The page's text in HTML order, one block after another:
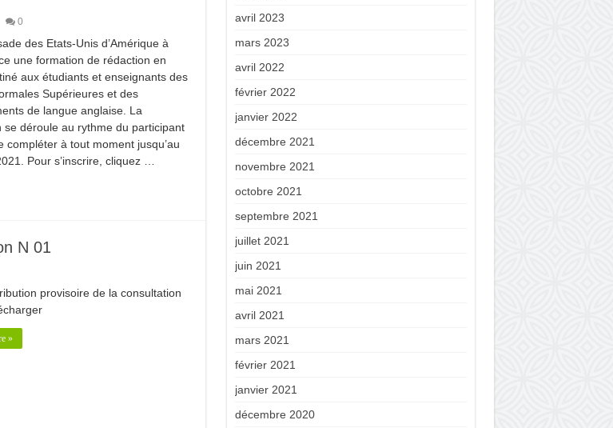
0
des Etats-Unis d’Amérique à
une formation de rédaction en
aux étudiants et enseignants des
Supérieures et des
de langue anglaise. La
se déroule au rythme du participant
compléter à tout moment jusqu’au
Pour s’inscrire, cliquez …
N 01
provisoire de la consultation
»
avril 2023
mars 2023
avril 2022
février 2022
janvier 2022
décembre 2021
novembre 2021
octobre 2021
septembre 2021
juillet 2021
juin 2021
mai 2021
avril 2021
mars 2021
février 2021
janvier 2021
décembre 2020